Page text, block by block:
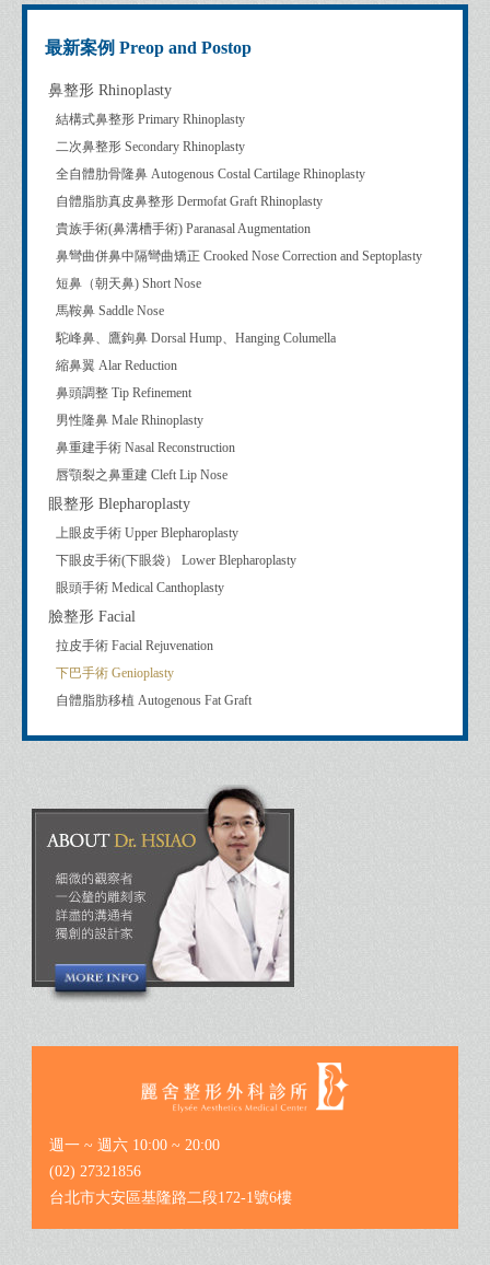
最新案例 Preop and Postop
鼻整形 Rhinoplasty
結構式鼻整形 Primary Rhinoplasty
二次鼻整形 Secondary Rhinoplasty
全自體肋骨隆鼻 Autogenous Costal Cartilage Rhinoplasty
自體脂肪真皮鼻整形 Dermofat Graft Rhinoplasty
貴族手術(鼻溝槽手術) Paranasal Augmentation
鼻彎曲併鼻中隔彎曲矯正 Crooked Nose Correction and Septoplasty
短鼻（朝天鼻) Short Nose
馬鞍鼻 Saddle Nose
駝峰鼻、鷹鉤鼻 Dorsal Hump、Hanging Columella
縮鼻翼 Alar Reduction
鼻頭調整 Tip Refinement
男性隆鼻 Male Rhinoplasty
鼻重建手術 Nasal Reconstruction
唇顎裂之鼻重建 Cleft Lip Nose
眼整形 Blepharoplasty
上眼皮手術 Upper Blepharoplasty
下眼皮手術(下眼袋） Lower Blepharoplasty
眼頭手術 Medical Canthoplasty
臉整形 Facial
拉皮手術 Facial Rejuvenation
下巴手術 Genioplasty
自體脂肪移植 Autogenous Fat Graft
週一 ~ 週六 10:00 ~ 20:00
(02) 27321856
台北市大安區基隆路二段172-1號6樓